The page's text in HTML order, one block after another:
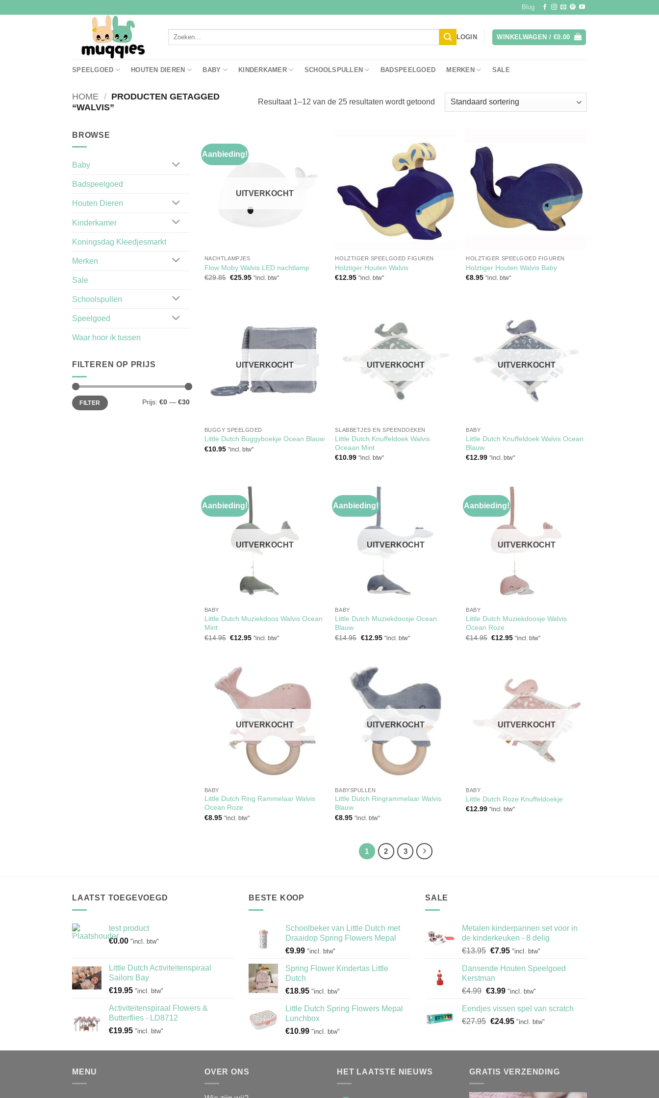
Blog
Zoeken
LOGIN WINKELWAGEN / €0.00
SPEELGOED HOUTEN DIEREN BABY KINDERKAMER SCHOOLSPULLEN BADSPEELGOED MERKEN SALE
HOME / PRODUCTEN GETAGGED
“WALVIS”
Resultaat 1–12 van de 25 resultaten wordt getoond
BROWSE
Baby
Badspeelgoed
Houten Dieren
Kinderkamer
Koningsdag Kleedjesmarkt
Merken
Sale
Schoolspullen
Speelgoed
Waar hoor ik tussen
FILTEREN OP PRIJS
Min.
prijs
Max.
prijsFILTER Prijs: €0 — €30
Aanbieding!
verlanglijst
UITVERKOCHT
NACHTLAMPJES
Flow Moby Walvis LED nachtlamp
€29.85 Oorspronkelijke
€25.95Huidige
"incl. btw"
Toevoegen
verlanglijst
HOLZTIGER SPEELGOED FIGUREN
Holztiger Houten Walvis
€12.95 "incl. btw"
verlanglijst
HOLZTIGER SPEELGOED FIGUREN
Holztiger Houten Walvis Baby
€8.95 "incl. btw"
Toevoegen
verlanglijst
UITVERKOCHT
BUGGY SPEELGOED
Little Dutch Buggyboekje Ocean Blauw
€10.95 "incl. btw"
UITVERKOCHT
SLABBETJES EN SPEENDOEKEN
Little Dutch Knuffeldoek Walvis
Oceaan Mint
€10.99 "incl. btw"
UITVERKOCHT
BABY
Little Dutch Knuffeldoek Walvis Ocean
Blauw
€12.99 "incl. btw"
Aanbieding!
UITVERKOCHT
BABY
Little Dutch Muziekdoos Walvis Ocean
Mint
€14.95 Oorspronkelijke
€12.95Huidige
"incl. btw"
Aanbieding!
UITVERKOCHT
BABY
Little Dutch Muziekdoosje Ocean
Blauw
€14.95 Oorspronkelijke
€12.95Huidige
"incl. btw"
Aanbieding!
UITVERKOCHT
BABY
Little Dutch Muziekdoosje Walvis
Ocean Roze
€14.95 Oorspronkelijke
€12.95Huidige
"incl. btw"
Toevoegen
aan
verlanglijst
UITVERKOCHT
BABY
Little Dutch Ring Rammelaar Walvis
Ocean Roze
€8.95 "incl. btw"
Toevoegen
aan
verlanglijst
UITVERKOCHT
BABYSPULLEN
Little Dutch Ringrammelaar Walvis
Blauw
€8.95 "incl. btw"
verlanglijst
UITVERKOCHT
BABY
Little Dutch Roze Knuffeldoekje
€12.99 "incl. btw"
1 2 3
LAATST TOEGEVOEGD
test product
€0.00 "incl. btw"
Little Dutch Activiteitenspiraal
Sailors Bay
€19.95 "incl. btw"
Activiteitenspiraal Flowers &
Butterflies - LD8712
€19.95 "incl. btw"
BESTE KOOP
Schoolbeker van Little Dutch met
Draaidop Spring Flowers Mepal
€9.99 "incl. btw"
Spring Flower Kindertas Little
Dutch
€18.95 "incl. btw"
Little Dutch Spring Flowers Mepal
Lunchbox
€10.99 "incl. btw"
SALE
Metalen kinderpannen set voor in
de kinderkeuken - 8 delig
€13.95 Oorspronkelijke
was:
€13.95.
€7.95Huidige
is:
"incl. btw"
Dansende Houten Speelgoed
Kerstman
€4.99 Oorspronkelijke
was:
€4.99.
€3.99Huidige
is:
€3.99.
"incl. btw"
Eendjes vissen spel van scratch
€27.95 Oorspronkelijke
€27.95.
€24.95Huidige
€24.95.
"incl. btw"
MENU OVER ONS HET LAATSTE NIEUWS GRATIS VERZENDING